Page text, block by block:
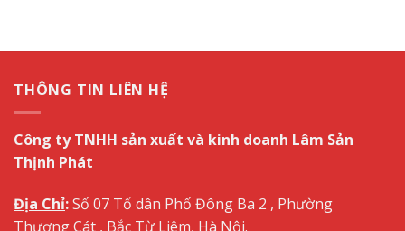
THÔNG TIN LIÊN HỆ
Công ty TNHH sản xuất và kinh doanh Lâm Sản
Thịnh Phát
Địa Chỉ:Số 07 Tổ dân Phố Đông Ba 2 , Phường
Thượng Cát , Bắc Từ Liêm, Hà Nội.